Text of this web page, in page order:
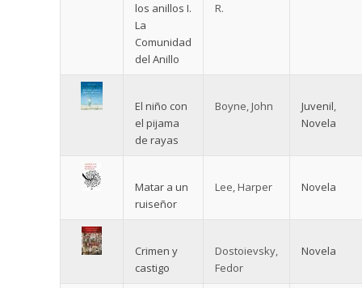
los anillos I.
La
Comunidad
del Anillo
R.
El niño con
el pijama
de rayas
Boyne, John Juvenil,
Novela
Matar a un
ruiseñor
Lee, Harper Novela
Crimen y
castigo
Dostoievsky,
Fedor
Novela